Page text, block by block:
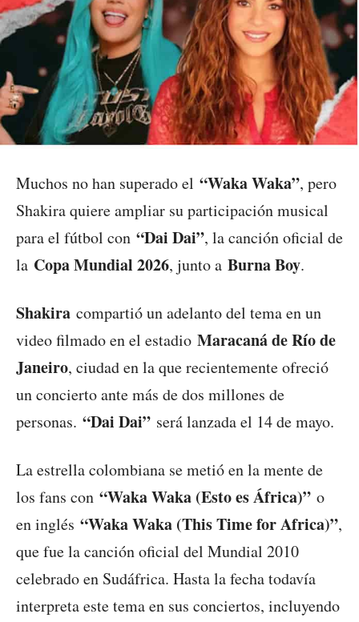
Muchos no han superado el “Waka Waka”, pero
Shakira quiere ampliar su participación musical
para el fútbol con “Dai Dai”, la canción oficial de
la Copa Mundial 2026, junto a Burna Boy.
Shakira compartió un adelanto del tema en un
video filmado en el estadio Maracaná de Río de
Janeiro, ciudad en la que recientemente ofreció
un concierto ante más de dos millones de
personas. “Dai Dai” será lanzada el 14 de mayo.
La estrella colombiana se metió en la mente de
los fans con “Waka Waka (Esto es África)” o
en inglés “Waka Waka (This Time for Africa)”,
que fue la canción oficial del Mundial 2010
celebrado en Sudáfrica. Hasta la fecha todavía
interpreta este tema en sus conciertos, incluyendo